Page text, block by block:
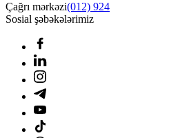
Çağrı mərkəzi(012) 924
Sosial şəbəkələrimiz